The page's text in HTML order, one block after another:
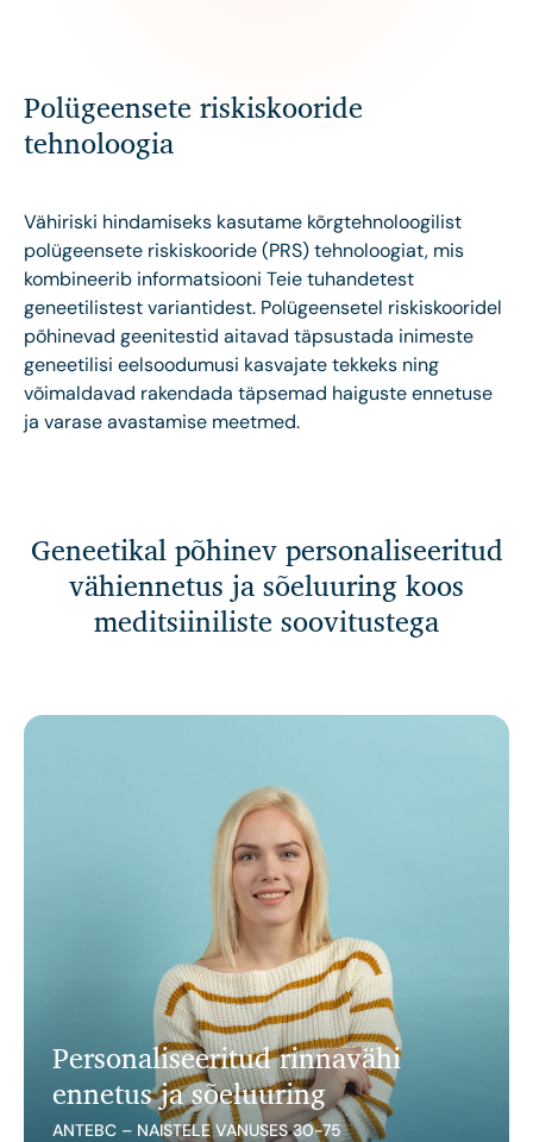
Polügeensete riskiskooride
tehnoloogia
Vähiriski hindamiseks kasutame kõrgtehnoloogilist
polügeensete riskiskooride (PRS) tehnoloogiat, mis
kombineerib informatsiooni Teie tuhandetest
geneetilistest variantidest. Polügeensetel riskiskooridel
põhinevad geenitestid aitavad täpsustada inimeste
geneetilisi eelsoodumusi kasvajate tekkeks ning
võimaldavad rakendada täpsemad haiguste ennetuse
ja varase avastamise meetmed.
Geneetikal põhinev personaliseeritud
vähiennetus ja sõeluuring koos
meditsiiniliste soovitustega
Personaliseeritud rinnavähi
ennetus ja sõeluuring
ANTEBC – NAISTELE VANUSES 30-75